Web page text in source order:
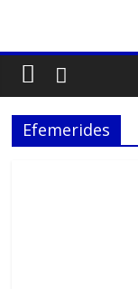
Efemerides